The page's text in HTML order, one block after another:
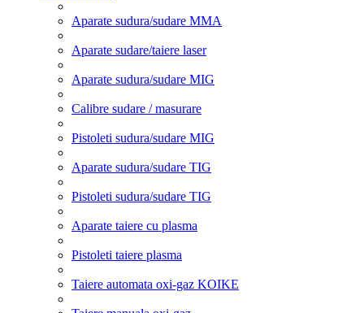
Aparate sudura/sudare MMA
Aparate sudare/taiere laser
Aparate sudura/sudare MIG
Calibre sudare / masurare
Pistoleti sudura/sudare MIG
Aparate sudura/sudare TIG
Pistoleti sudura/sudare TIG
Aparate taiere cu plasma
Pistoleti taiere plasma
Taiere automata oxi-gaz KOIKE